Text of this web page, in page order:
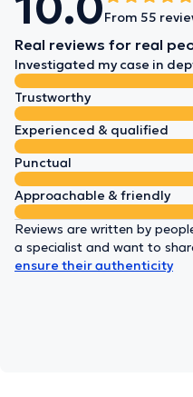
From 55
Real reviews for real
Investigated my case in
Trustworthy
Experienced & qualified
Punctual
Approachable & friendly
Reviews are written by
a specialist and want to
ensure their authenticity